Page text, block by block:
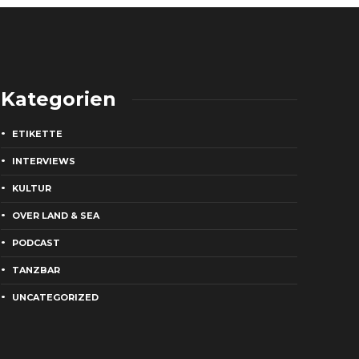
Kategorien
ETIKETTE
INTERVIEWS
KULTUR
OVER LAND & SEA
PODCAST
TANZBAR
UNCATEGORIZED